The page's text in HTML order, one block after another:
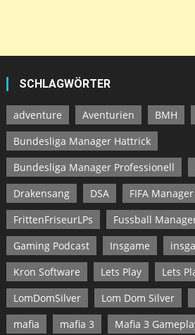
SCHLAGWÖRTER
adventure Aventurien BMH
Bundesliga Manager Hattrick
Bundesliga Manager Professionell
Drakensang
DSA FIFA Manager
FrittenFriseurLPs
Fussball
Gaming Podcast
Insgame
Kron Software
Lets Play
Lets
LomDomSilver
Lom Dom Silver
mafia
mafia 3
Mafia 3